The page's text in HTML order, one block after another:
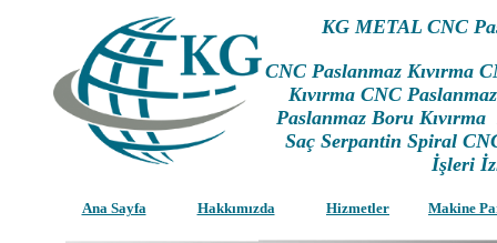
KG METAL CNC
CNCPaslanmaz Kıvırma
Kıvırma CNC
Paslanmaz Boru
Saç Serpantin Spiral
İşleri
Ana Sayfa Hakkımızda Hizmetler Makine